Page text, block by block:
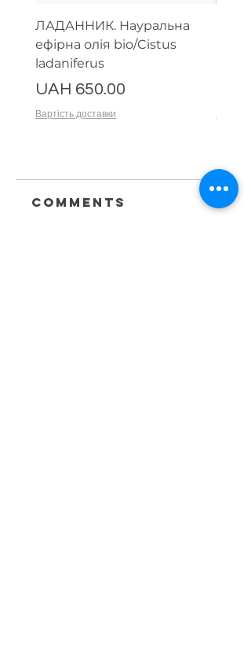
ЛАДАННИК. Науральна
ефірна олія bio/Cistus
ladaniferus
Price
UAH 650.00
Вартість доставки
Comments